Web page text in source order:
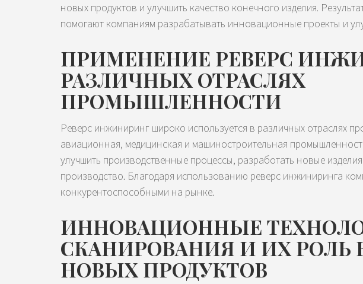
новых продуктов и улучшить качество конечного изделия.
помогают компаниям разрабатывать инновационные проекты и
ПРИМЕНЕНИЕ РЕВЕРС
РАЗЛИЧНЫХ ОТРАСЛЯХ
ПРОМЫШЛЕННОСТИ
Реверс инжиниринг широко используется в различных отраслях
авиационная, медицинская и машиностроительная
улучшить производственные процессы, разработать новые
производство. Благодаря использованию реверс инжиниринга
конкурентоспособными на рынке.
ИННОВАЦИОННЫЕ
СКАНИРОВАНИЯ И ИХ РОЛЬ
НОВЫХ ПРОДУКТОВ